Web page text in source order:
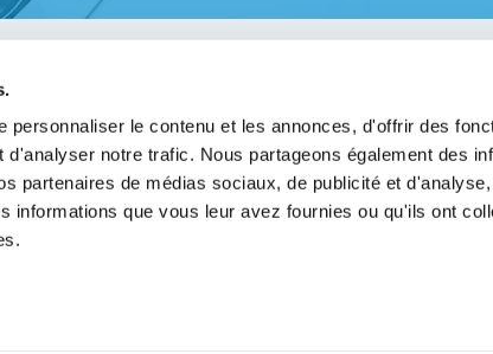
personnaliser le contenu et les annonces, d'offrir des
notre trafic. Nous partageons également des
partenaires de médias sociaux, de publicité et
informations que vous leur avez fournies ou qu'ils ont